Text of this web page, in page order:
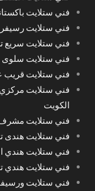
فني ستلايت
فني ستلايت
فني ستلايت سريع
فني ستلايت سلوى
فني ستلايت
الكويت
فني ستلايت
فني ستلايت هندى
فني ستلايت هندي
فني ستلايت هندي
فني ستلايت